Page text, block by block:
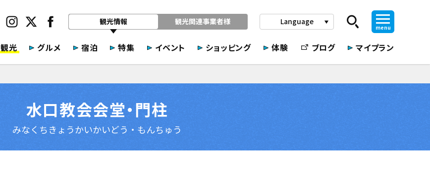
観光情報 観光関連事業者様 Language play_arrow
menu
観光 グルメ 宿泊 特集 イベント ショッピング 体験 ブログ マイプラン
水口教会会堂・門柱
みなくちきょうかいかいどう・もんちゅう